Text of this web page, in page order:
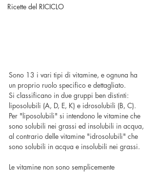
Ricette del RICICLO
Sono 13 i vari tipi di vitamine, e ognuna ha
un proprio ruolo specifico e dettagliato.
Si classificano in due gruppi ben distinti:
liposolubili (A, D, E, K) e idrosolubili (B, C).
Per "liposolubili" si intendono le vitamine che
sono solubili nei grassi ed insolubili in acqua,
al contrario delle vitamine "idrosolubili" che
sono solubili in acqua e insolubili nei grassi.
Le vitamine non sono semplicemente